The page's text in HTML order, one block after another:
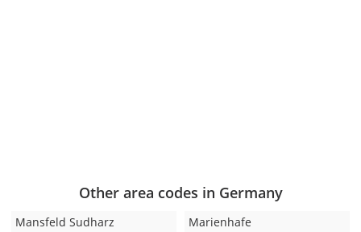
Other area codes in Germany
Mansfeld Sudharz Marienhafe